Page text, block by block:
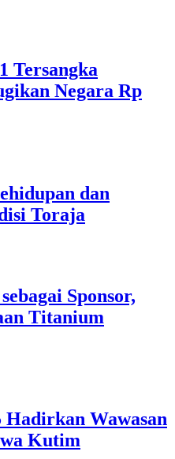
Tersangka
Negara Rp
dan
Toraja
Sponsor,
Titanium
Hadirkan Wawasan
Kutim